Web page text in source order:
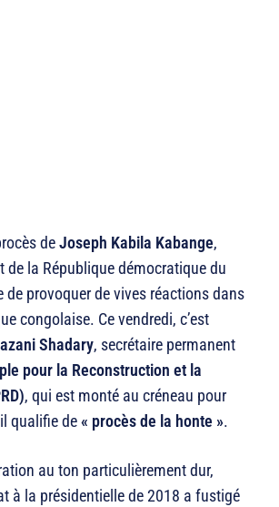
deJoseph Kabila Kabange,
de la République démocratique du
de provoquer de vives réactions dans
congolaise. Ce vendredi, c’est
Shadary, secrétaire permanent
pour la Reconstruction et la
, qui est monté au créneau pour
qualifie de« procès de la honte ».
au ton particulièrement dur,
à la présidentielle de 2018 a fustigé